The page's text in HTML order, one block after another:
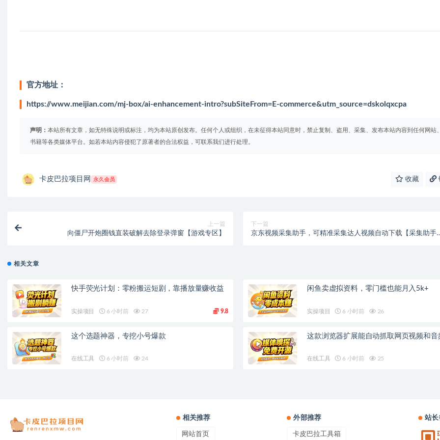
官方地址：
https://www.meijian.com/mj-box/ai-enhancement-intro?subSiteFrom=E-commerce&utm_source=dskolqxcpa
声明： 本站所有文章，如无特殊说明或标注，均为本站原创发布。任何个人或组织，在未征得本站同意时，禁止复制、盗用、采集、发布本站内容到任何网站
书籍等各类媒体平台。如若本站内容侵犯了原著者的合法权益，可联系我们进行处理。
卡皮巴拉项目网 永久会员 收藏
上一篇
向僵尸开炮圈钱直装破解去除登录弹窗【游戏专区】
下一篇
京东视频采集助手，可精准采集达人视频自动下载【采集助手
相关文章
快手荧光计划：零粉搬运短剧，靠播放量赚收益
实操项目 6 小时前 27 9.8
闲鱼卖虚拟资料，零门槛也能月入5k+
实操项目 6 小时前 26
这个选题神器，专挖小号爆款
在线工具 6 小时前 24
这款浏览器扩展能自动抓取网页视频和音
在线工具 6 小时前 25
相关推荐
网站首页
外部推荐
卡皮巴拉工具箱
站